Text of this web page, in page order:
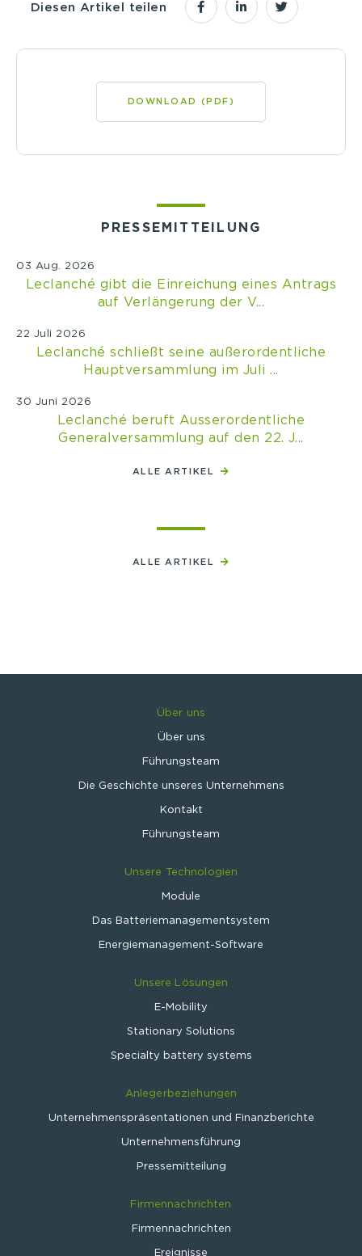
Diesen Artikel teilen
DOWNLOAD (PDF)
PRESSEMITTEILUNG
03 Aug. 2026
Leclanché gibt die Einreichung eines Antrags
auf Verlängerung der V...
22 Juli 2026
Leclanché schließt seine außerordentliche
Hauptversammlung im Juli ...
30 Juni 2026
Leclanché beruft Ausserordentliche
Generalversammlung auf den 22. J...
ALLE ARTIKEL
ALLE ARTIKEL
Über uns
Über uns
Führungsteam
Die Geschichte unseres Unternehmens
Kontakt
Führungsteam
Unsere Technologien
Module
Das Batteriemanagementsystem
Energiemanagement-Software
Unsere Lösungen
E-Mobility
Stationary Solutions
Specialty battery systems
Anlegerbeziehungen
Unternehmenspräsentationen und Finanzberichte
Unternehmensführung
Pressemitteilung
Firmennachrichten
Firmennachrichten
Ereignisse